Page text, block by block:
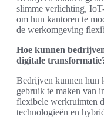
slimme verlichting,
om hun kantoren te
de werkomgeving
Hoe kunnen
digitale
Bedrijven kunnen hun
gebruik te maken van
flexibele werkruimten
technologieën en